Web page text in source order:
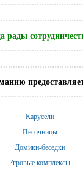
рады
Карусели
Песочницы
Домики-беседки
?гровые комплексы